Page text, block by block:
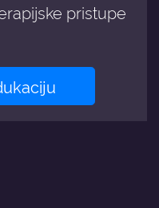
pristupe